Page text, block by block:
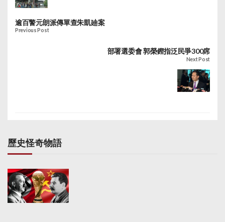
逾百警元朗派傳單查朱凱廸案
Previous Post
部署選委會 郭榮鏗指泛民爭300席
Next Post
歷史怪奇物語